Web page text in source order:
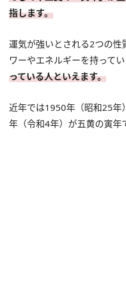
指します。
運気が強いとされる2つの性
ワーやエネルギーを持ってい
っている人といえます。
近年では1950年（昭和25
年（令和4年）が五黄の寅年